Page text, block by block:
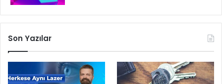
Son Yazılar